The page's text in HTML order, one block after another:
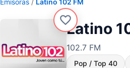
Emisoras Latino 102 FM
Latino
102.7 FM
Pop / Top 40